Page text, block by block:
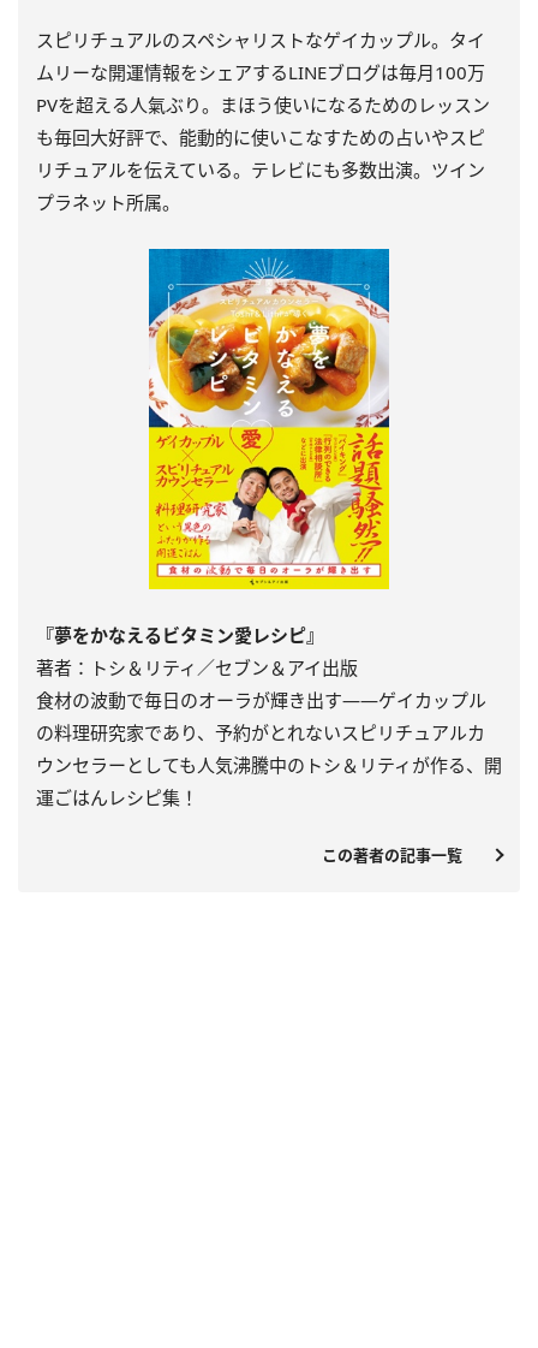
スピリチュアルのスペシャリストなゲイカップル。タイ
ムリーな開運情報をシェアするLINEブログは毎月100万
PVを超える人氣ぶり。まほう使いになるためのレッスン
も毎回大好評で、能動的に使いこなすための占いやスピ
リチュアルを伝えている。テレビにも多数出演。ツイン
プラネット所属。
『夢をかなえるビタミン愛レシピ』
著者：トシ＆リティ／セブン＆アイ出版
食材の波動で毎日のオーラが輝き出す――ゲイカップル
の料理研究家であり、予約がとれないスピリチュアルカ
ウンセラーとしても人気沸騰中のトシ＆リティが作る、開
運ごはんレシピ集！
この著者の記事一覧